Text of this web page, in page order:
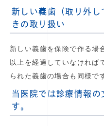
新しい義歯（取り外し
きの取り扱い
新しい義歯を保険で作る場
以上を経過していなければ
られた義歯の場合も同様で
当医院では診療情報の
す。